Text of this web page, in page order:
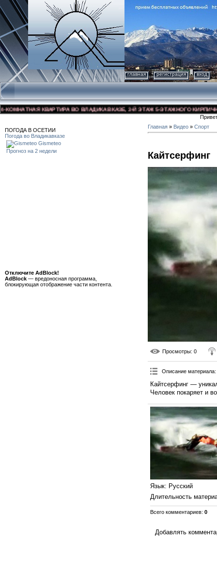
главная регистрация вход
КВАРТИРА ВО ВЛАДИКАВКАЗЕ, 3-Й ЭТАЖ 5-ЭТАЖНОГО
ПОГОДА В ОСЕТИИ
Погода во Владикавказе
Gismeteo
Прогноз на 2 недели
Отключите AdBlock!
AdBlock — вредоносная программа,
блокирующая отображение части контента.
Главная » Видео » Спорт
Кайтсерфинг
Просмотры: 0
Описание материала:
Кайтсерфинг —
Человек покаряет и
Язык: Русский
Длительность
Всего комментариев: 0
Добавлять